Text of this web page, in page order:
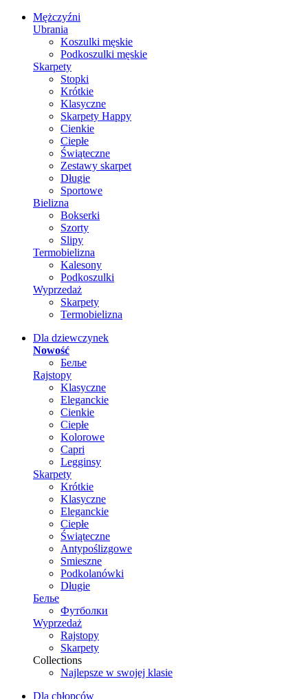
Mężczyźni
Ubrania
Koszulki męskie
Podkoszulki męskie
Skarpety
Stopki
Krótkie
Klasyczne
Skarpety Happy
Cienkie
Ciepłe
Świąteczne
Zestawy skarpet
Długie
Sportowe
Bielizna
Bokserki
Szorty
Slipy
Termobielizna
Kalesony
Podkoszulki
Wyprzedaż
Skarpety
Termobielizna
Dla dziewczynek
Nowość
Белье
Rajstopy
Klasyczne
Eleganckie
Cienkie
Ciepłe
Kolorowe
Capri
Legginsy
Skarpety
Krótkie
Klasyczne
Eleganckie
Ciepłe
Świąteczne
Antypoślizgowe
Smieszne
Podkolanówki
Długie
Белье
Футболки
Wyprzedaż
Rajstopy
Skarpety
Collections
Najlepsze w swojej klasie
Dla chłopców